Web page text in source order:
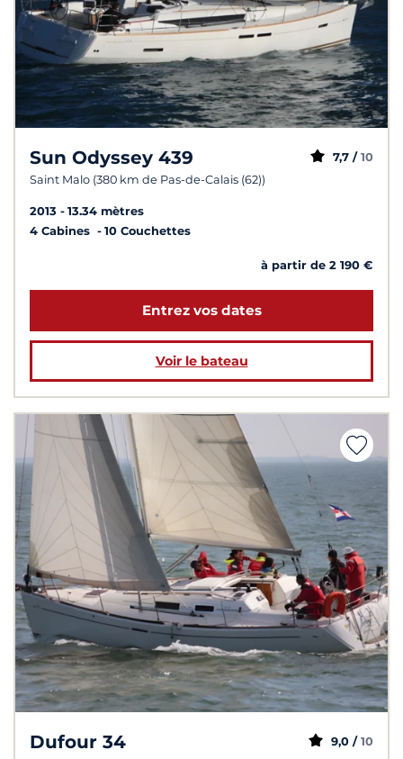
Sun Odyssey 439
Saint Malo (380 km de Pas-de-Calais (62))
7,7 / 10
2013
13.34 mètres
4 Cabines
10 Couchettes
à partir de 2 190 €
Entrez vos dates
Voir le bateau
Dufour 34 9,0 / 10